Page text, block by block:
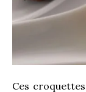
Ces